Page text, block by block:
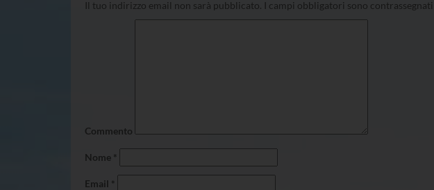
Il tuo indirizzo email non sarà pubblicato. I campi obbligatori sono contrassegnati
Commento
Nome *
Email *